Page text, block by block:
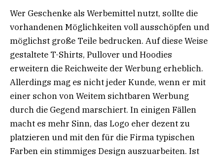
Wer Geschenke als Werbemittel nutzt, sollte die
vorhandenen Möglichkeiten voll ausschöpfen und
möglichst große Teile bedrucken. Auf diese Weise
gestaltete T-Shirts, Pullover und Hoodies
erweitern die Reichweite der Werbung erheblich.
Allerdings mag es nicht jeder Kunde, wenn er mit
einer schon von Weitem sichtbaren Werbung
durch die Gegend marschiert. In einigen Fällen
macht es mehr Sinn, das Logo eher dezent zu
platzieren und mit den für die Firma typischen
Farben ein stimmiges Design auszuarbeiten. Ist